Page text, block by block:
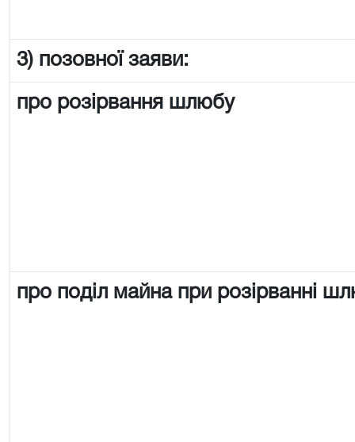
3) позовної заяви:
про розірвання шлюбу
про поділ майна при розірванні